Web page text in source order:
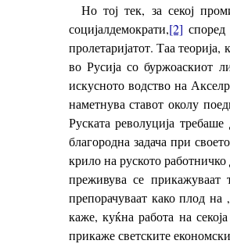
Но тој тек, за секој
социјалдемократи,[2]
пролетаријатот. Таа теорија,
во Русија со буржоаскиот
искусното водство на
наметнува ставот околу
Руската револуција
благородна задача при
крило на руското
преживува се прикажуваат
препорачуваат како плод
каже, куќна работа на
прикаже светските